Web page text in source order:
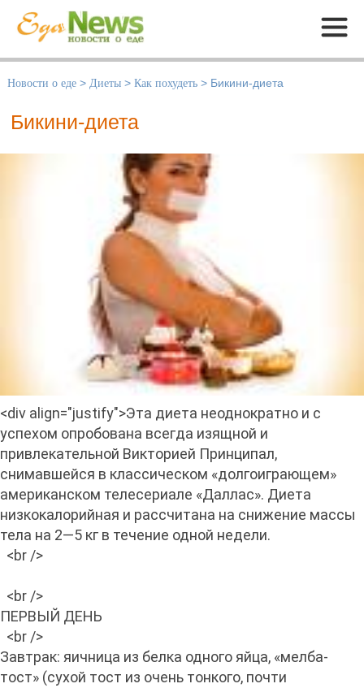
Меню
Новости о еде > Диеты > Как похудеть > Бикини-диета
Бикини-диета
<div align="justify">Эта диета неоднократно и с
успехом опробована всегда изящной и
привлекательной Викторией Принципал,
снимавшейся в классическом «долгоиграющем»
американском телесериале «Даллас». Диета
низкокалорийная и рассчитана на снижение массы
тела на 2—5 кг в течение одной недели.
<br />
<br />
ПЕРВЫЙ ДЕНЬ
<br />
Завтрак: яичница из белка одного яйца, «мелба-
тост» (сухой тост из очень тонкого, почти